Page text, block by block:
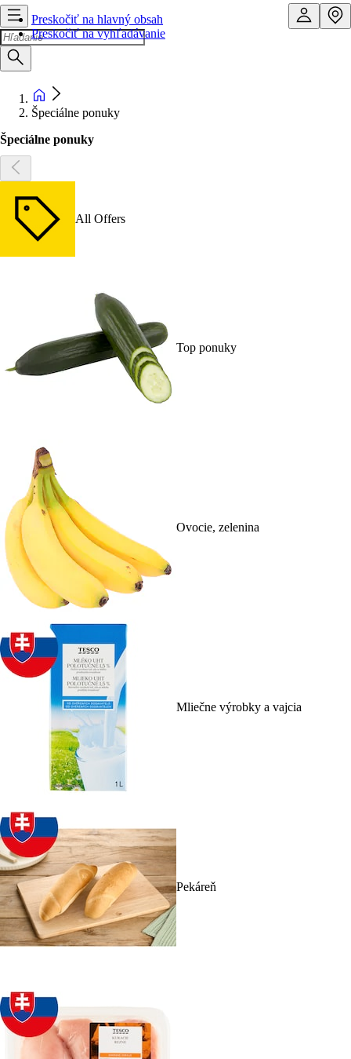
Preskočiť na hlavný obsah
Preskočiť na vyhľadávanie
Špeciálne ponuky
Špeciálne ponuky
All Offers
Top ponuky
Ovocie, zelenina
Mliečne výrobky a vajcia
Pekáreň